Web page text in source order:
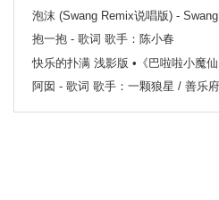
泡沫 (Swang Remix说唱版) -
抱一抱 - 歌词 歌手：陈小春
快乐的扑满 浅影版 •《巴啦啦小魔
阿囡 - 歌词 歌手：一颗狼星 / 善乐府